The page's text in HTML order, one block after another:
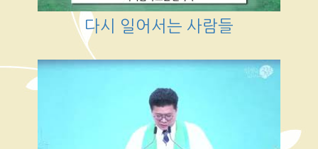
다시 일어서는 사람들